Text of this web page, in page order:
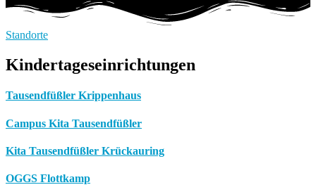
Standorte
Kindertageseinrichtungen
Tausendfüßler Krippenhaus
Campus Kita Tausendfüßler
Kita Tausendfüßler Krückauring
OGGS Flottkamp